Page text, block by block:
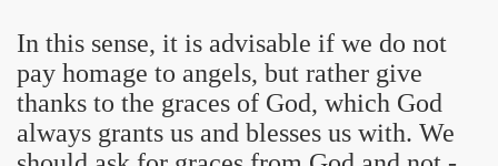
In this sense, it is advisable if we do not
pay homage to angels, but rather give
thanks to the graces of God, which God
always grants us and blesses us with. We